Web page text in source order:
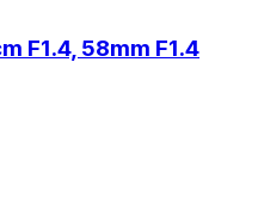
F1.4, 58mm F1.4